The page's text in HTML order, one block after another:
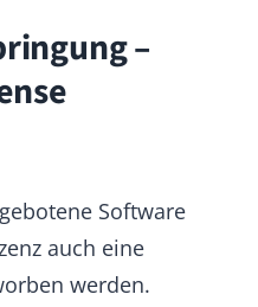
für